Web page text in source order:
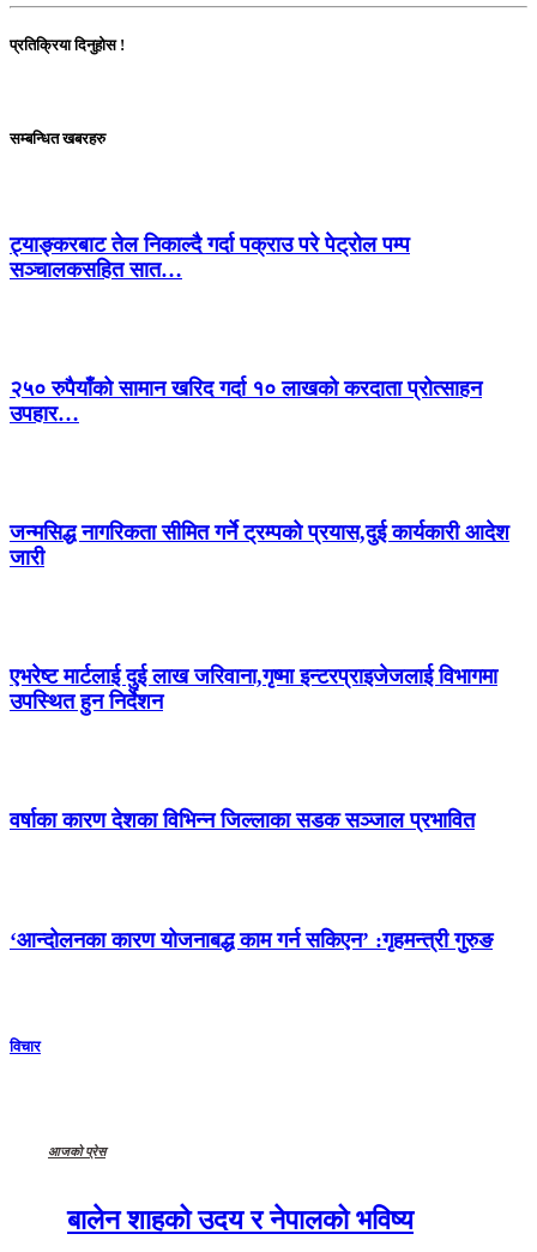
प्रतिक्रिया दिनुहोस !
सम्बन्धित खबरहरु
ट्याङ्करबाट तेल निकाल्दै गर्दा पक्राउ परे पेट्रोल पम्प
सञ्चालकसहित सात…
२५० रुपैयाँको सामान खरिद गर्दा १० लाखको करदाता प्रोत्साहन
उपहार…
जन्मसिद्ध नागरिकता सीमित गर्ने ट्रम्पको प्रयास,दुई कार्यकारी आदेश
जारी
एभरेष्ट मार्टलाई दुई लाख जरिवाना,गृष्मा इन्टरप्राइजेजलाई विभागमा
उपस्थित हुन निर्देशन
वर्षाका कारण देशका विभिन्न जिल्लाका सडक सञ्जाल प्रभावित
‘आन्दोलनका कारण योजनाबद्ध काम गर्न सकिएन’ :गृहमन्त्री गुरुङ
विचार
आजको प्रेस
बालेन शाहको उदय र नेपालको भविष्य